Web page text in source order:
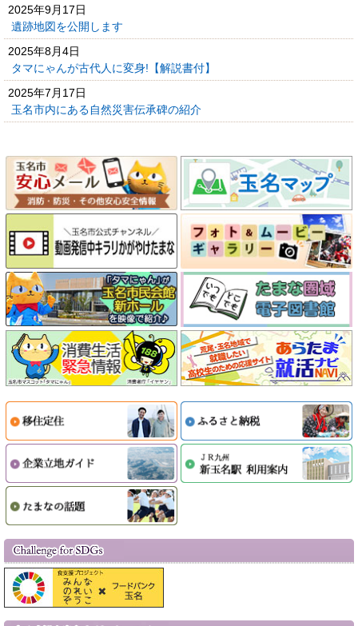
2025年9月17日
遺跡地図を公開します
2025年8月4日
タマにゃんが古代人に変身!【解説書付】
2025年7月17日
玉名市内にある自然災害伝承碑の紹介